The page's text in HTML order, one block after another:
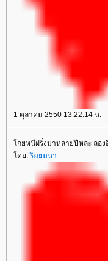
1 ตุลาคม 2550 13:22:14 น.
กยหนีฝรั่งมาหลายปีหละ ลอ
ดย:ริมยมนา